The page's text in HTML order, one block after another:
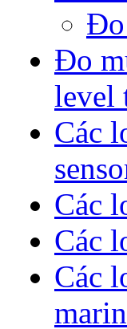
Đo
Đo
level
Các
Các
Các
Các